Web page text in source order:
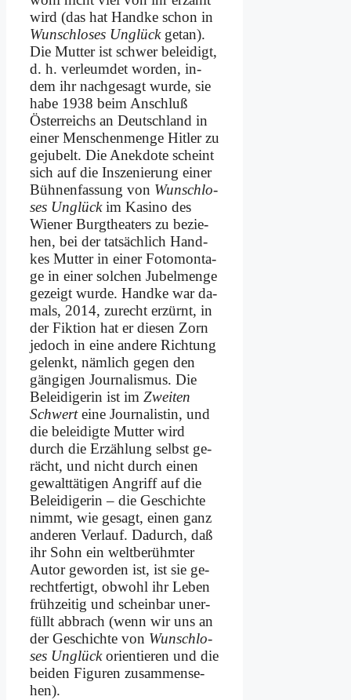
wird (das hat Hand­ke schon in
Wunsch­lo­ses Un­glückge­tan).
Die Mut­ter ist schwer be­lei­digt,
d. h. ver­leum­det wor­den, in­
dem ihr nach­ge­sagt wur­de, sie
ha­be 1938 beim An­schluß
Öster­reichs an Deutsch­land in
ei­ner Men­schen­men­ge Hit­ler zu
ge­ju­belt. Die An­ek­do­te scheint
sich auf die In­sze­nie­rung ei­ner
Büh­nen­fas­sung von Wunsch­lo­
ses Un­glückim Ka­si­no des
Wie­ner Burg­thea­ters zu be­zie­
hen, bei der tat­säch­lich Hand­
kes Mut­ter in ei­ner Fo­to­mon­ta­
ge in ei­ner sol­chen Ju­bel­men­ge
ge­zeigt wur­de. Hand­ke war da­
mals, 2014, zu­recht er­zürnt, in
der Fik­ti­on hat er die­sen Zorn
je­doch in ei­ne an­de­re Rich­tung
ge­lenkt, näm­lich ge­gen den
gän­gi­gen Jour­na­lis­mus. Die
Be­lei­di­ge­rin ist im Zwei­ten
Schwertei­ne Jour­na­li­stin, und
die be­lei­dig­te Mut­ter wird
durch die Er­zäh­lung selbst ge­
rächt, und nicht durch ei­nen
ge­walt­tä­ti­gen An­griff auf die
Be­lei­di­ge­rin – die Ge­schich­te
nimmt, wie ge­sagt, ei­nen ganz
an­de­ren Ver­lauf. Da­durch, daß
ihr Sohn ein welt­be­rühm­ter
Au­tor ge­wor­den ist, ist sie ge­
recht­fer­tigt, ob­wohl ihr Le­ben
früh­zei­tig und schein­bar un­er­
füllt ab­brach (wenn wir uns an
der Ge­schich­te von Wunsch­lo­
ses Un­glückori­en­tie­ren und die
bei­den Fi­gu­ren zu­sam­mense­
hen).